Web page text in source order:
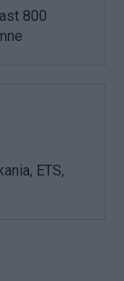
800
ETS,